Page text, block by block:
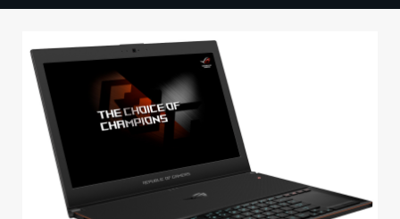
HINTA.FI
KAUPPA
VAIHDA TEEMA